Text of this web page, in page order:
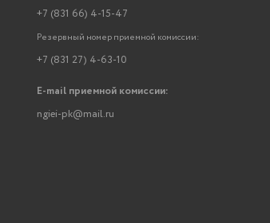
+7 (831 66) 4-15-47
Резервный номер приемной комиссии:
+7 (831 27) 4-63-10
E-mail приемной комиссии:
ngiei-pk@mail.ru